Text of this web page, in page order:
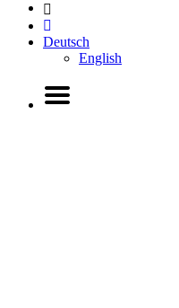
Deutsch
English